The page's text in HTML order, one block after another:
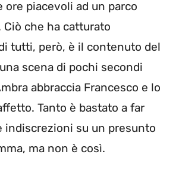
ore piacevoli ad un parco
che ha catturato
tutti, però, è il contenuto del
scena di pochi secondi
abbraccia Francesco e lo
Tanto è bastato a far
indiscrezioni su un presunto
ma non è così.